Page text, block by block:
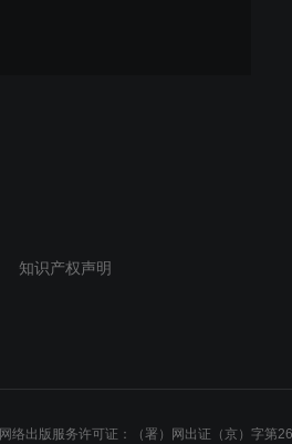
知识产权声明
网络出版服务许可证：（署）网出证（京）字第